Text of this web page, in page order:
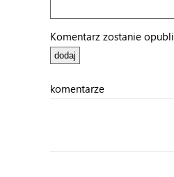
Komentarz zostanie
komentarze